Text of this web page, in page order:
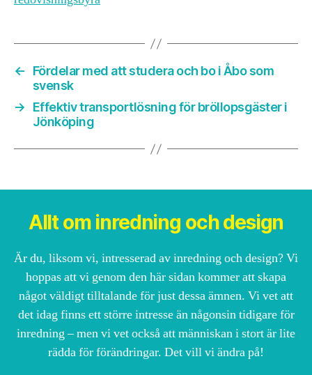
←
Fördelar med att studera och bo i Åbo som
svensk
→
Effektiv transportlösning för bröllopsgäster i
Jönköping
Allt om inredning och design
Är du, liksom vi, intresserad av inredning och design? Vi
hoppas att vi genom den här sidan kommer att skapa
något väldigt tilltalande för just dessa ämnen. Vi vet att
det idag finns ett större intresse än någonsin tidigare för
inredning – men vi vet också att människan i stort är lite
rädda för förändringar. Det vill vi ändra på!